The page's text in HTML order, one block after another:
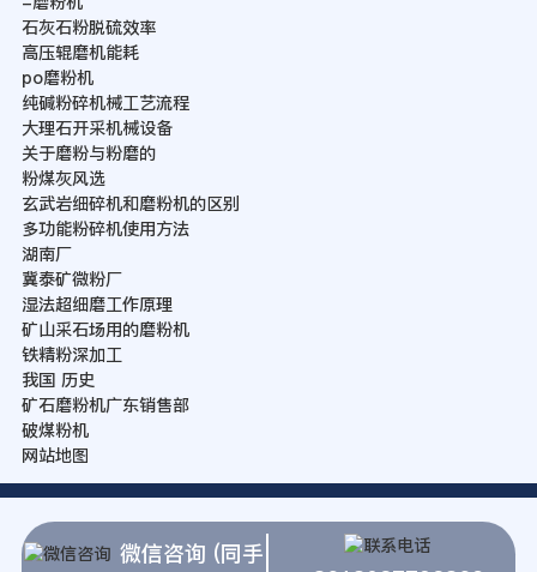
石灰石粉脱硫效率
高压辊磨机能耗
po磨粉机
纯碱粉碎机械工艺流程
大理石开采机械设备
关于磨粉与粉磨的
粉煤灰风选
玄武岩细碎机和磨粉机的区别
多功能粉碎机使用方法
湖南厂
冀泰矿微粉厂
湿法超细磨工作原理
矿山采石场用的磨粉机
铁精粉深加工
我国 历史
矿石磨粉机广东销售部
破煤粉机
网站地图
微信咨询 (同手